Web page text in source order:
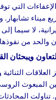
التي
ميناء
لا سيما
من نفوذها
ويبحثان
العلاقات
المبعوث
تناولت